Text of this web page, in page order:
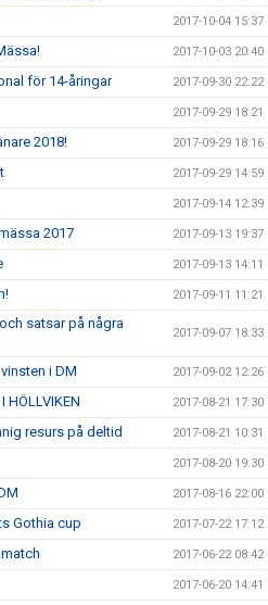
2017-10-04 15:37
2017-10-03 20:40
för 14-åringar 2017-09-30 22:22
2017-09-29 18:21
2018! 2017-09-29 18:16
2017-09-29 14:59
2017-09-14 12:39
2017 2017-09-13 19:37
2017-09-13 14:11
2017-09-11 11:21
satsar på några
2017-09-07 18:33
i DM 2017-09-02 12:26
HÖLLVIKEN 2017-08-21 17:30
resurs på deltid 2017-08-21 10:31
2017-08-20 19:30
2017-08-16 22:00
Gothia cup 2017-07-22 17:12
2017-06-22 08:42
2017-06-20 14:41